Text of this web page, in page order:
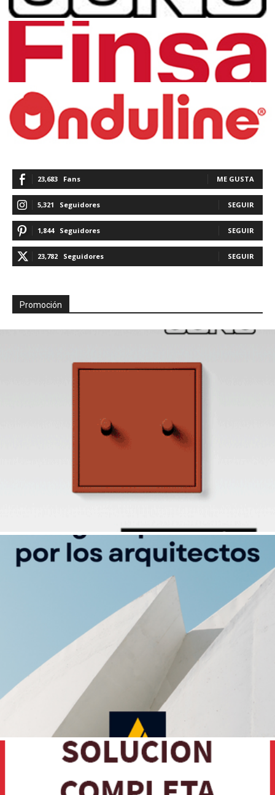
23,683 Fans ME GUSTA
5,321 Seguidores SEGUIR
1,844 Seguidores SEGUIR
23,782 Seguidores SEGUIR
Promoción